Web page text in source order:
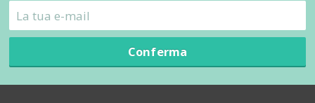
Conferma